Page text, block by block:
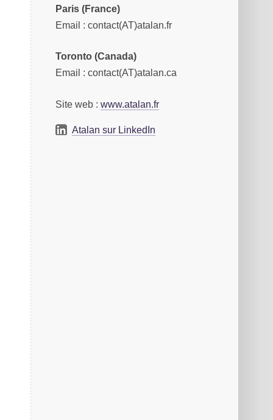
Paris (France)
Email : contact(AT)atalan.fr
Toronto (Canada)
Email : contact(AT)atalan.ca
Site web : www.atalan.fr
Atalan sur LinkedIn